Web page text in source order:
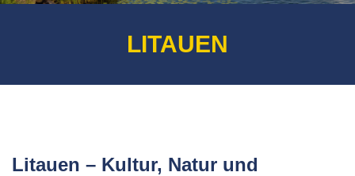
LITAUEN
Litauen – Kultur, Natur und